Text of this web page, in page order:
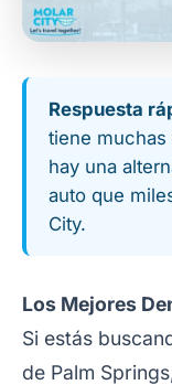
Respuesta
tiene
hay una
auto que
City.
Los Mejores
Si estás
de Palm